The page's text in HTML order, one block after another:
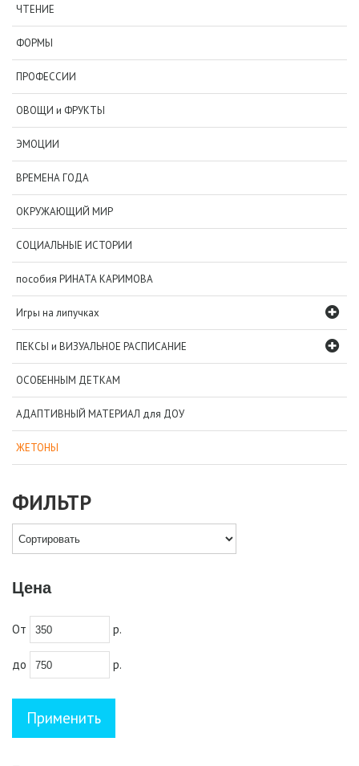
ЧТЕНИЕ
ФОРМЫ
ПРОФЕССИИ
ОВОЩИ и ФРУКТЫ
ЭМОЦИИ
ВРЕМЕНА ГОДА
ОКРУЖАЮЩИЙ МИР
СОЦИАЛЬНЫЕ ИСТОРИИ
пособия РИНАТА КАРИМОВА
Игры на липучках
ПЕКСЫ и ВИЗУАЛЬНОЕ РАСПИСАНИЕ
ОСОБЕННЫМ ДЕТКАМ
АДАПТИВНЫЙ МАТЕРИАЛ для ДОУ
ЖЕТОНЫ
ФИЛЬТР
Цена
От р.
до р.